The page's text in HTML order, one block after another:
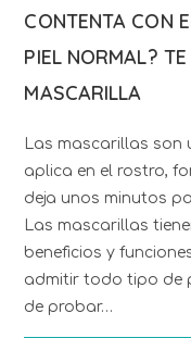
CONTENTA CON
PIEL NORMAL?
MASCARILLA
Las mascarillas son
aplica en el rostro,
deja unos minutos
Las mascarillas
beneficios y
admitir todo tipo de
de probar…